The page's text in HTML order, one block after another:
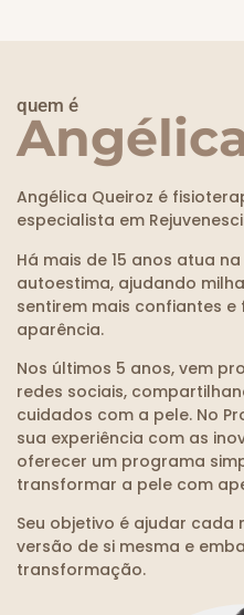
quem é
Angélica Queiroz é
especialista em
Há mais de 15 anos atua
autoestima, ajudando
sentirem mais confiantes
aparência.
Nos últimos 5 anos, vem
redes sociais,
cuidados com a pele. No
sua experiência com as
oferecer um programa
transformar a pele com
Seu objetivo é ajudar
versão de si mesma e
transformação.